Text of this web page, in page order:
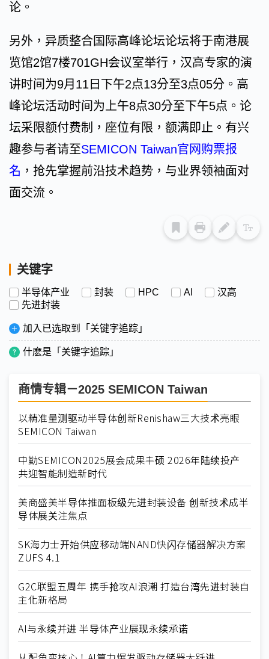
论。
另外，异质整合国际高峰论坛论坛将于南港展
览馆2馆7楼701GH会议室举行，汉高专家的演
讲时间为9月11日下午2点13分至3点05分。高
峰论坛活动时间为上午8点30分至下午5点。论
坛采限额付费制，座位有限，额满即止。有兴
趣参与者请至SEMICON Taiwan官网购票报
名 ，抢先掌握前沿技术趋势，与业界领袖面对
面交流。
关键字
半导体产业 封装 HPC AI
汉高
先进封装
加入已选取到「关键字追踪」
什麽是「关键字追踪」
商情专辑－2025 SEMICON Taiwan
以精准量测驱动半导体创新Renishaw三大技术亮眼
SEMICON Taiwan
中勤SEMICON2025展会成果丰硕 2026年陆续投产
共迎智能制造新时代
美商盛美半导体推面板级先进封装设备 创新技术成半
导体展关注焦点
SK海力士开始供应移动端NAND快闪存储器解决方案
ZUFS 4.1
G2C联盟五周年 携手抢攻AI浪潮 打造台湾先进封装自
主化新格局
AI与永续并进 半导体产业展现永续承诺